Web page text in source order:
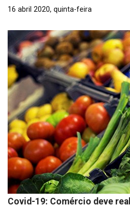
16 abril 2020, quinta-feira
Covid-19: Comércio deve